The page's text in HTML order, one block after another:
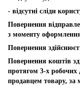
- відсутні сліди
Повернення
з моменту
Повернення
Повернення коштів
протягом 3-х робочих
продавцем товару, за